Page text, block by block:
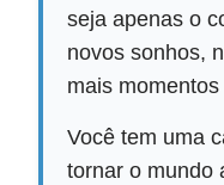
seja apenas o
novos sonhos,
mais
Você tem uma
tornar o mundo